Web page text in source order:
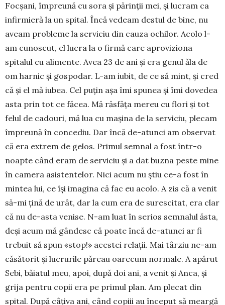
Focșani, împreună cu sora și pă­rinții mei, și lucram ca
infirmieră la un spital. Încă ve­deam destul de bine, nu
aveam probleme la ser­viciu din cauza ochilor. Acolo l-
am cunoscut, el lu­cra la o firmă care aproviziona
spitalul cu alimente. Avea 23 de ani și era genul ăla de
om harnic și gospodar. L-am iubit, de ce să mint, și cred
că și el mă iubea. Cel puțin așa îmi spunea și îmi dovedea
asta prin tot ce făcea. Mă răsfăța mereu cu flori și tot
felul de cadouri, mă lua cu mașina de la ser­viciu, plecam
împreună în concediu. Dar încă de-atunci am observat
că era extrem de gelos. Primul semnal a fost într-o
noapte când eram de serviciu și a dat buzna peste mine
în camera asis­tentelor. Nici acum nu știu ce-a fost în
mintea lui, ce își imagina că fac eu acolo. A zis că a venit
să-mi țină de urât, dar la cum era de surescitat, era clar
că nu de-asta venise. N-am luat în serios sem­nalul ăsta,
deși acum mă gândesc că poate încă de-atunci ar fi
trebuit să spun «stop!» acestei re­lații. Mai târziu ne-am
căsătorit și lucrurile păreau oarecum normale. A apărut
Sebi, băiatul meu, apoi, după doi ani, a venit și Anca, și
grija pentru copii era pe primul plan. Am plecat din
spital. După câțiva ani, când copiii au început să meargă